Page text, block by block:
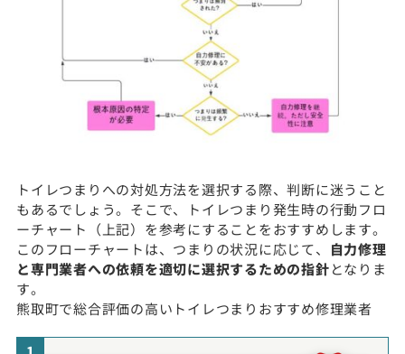
トイレつまりへの対処方法を選択する際、判断に迷うこと
もあるでしょう。そこで、トイレつまり発生時の行動フロ
ーチャート（上記）を参考にすることをおすすめします。
このフローチャートは、つまりの状況に応じて、
自力修理
と専門業者への依頼を適切に選択するための指針となりま
す。
熊取町で総合評価の高いトイレつまりおすすめ修理業者